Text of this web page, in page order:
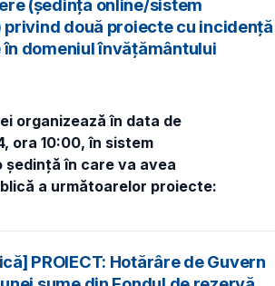
(ședință online/sistem
două proiecte cu incidență
domeniul învățământului
organizează în data de
ora 10:00, în sistem
în care va avea
a următoarelor proiecte:
PROIECT: Hotărâre de Guvern